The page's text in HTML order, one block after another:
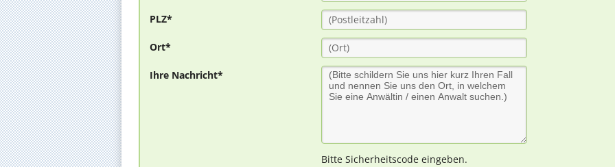
PLZ*
Ort*
Ihre Nachricht*
Bitte Sicherheitscode eingeben.